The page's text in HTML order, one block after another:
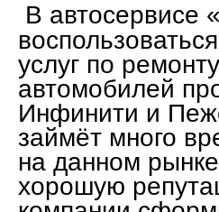
В автосервисе
услуг по
автомобилей
Инфинити и
займёт много
на данном
хорошую